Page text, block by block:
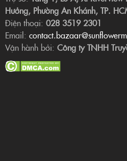
Hưởng, Phường An Khánh, TP.
Điện thoại: 028 3519 2301
Email:
Vận hành bởi: Công ty TNHH